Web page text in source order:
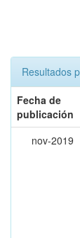
Resultados
Fecha de
publicación
nov-2019